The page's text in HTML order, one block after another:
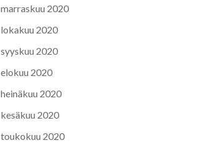
marraskuu 2020
lokakuu 2020
syyskuu 2020
elokuu 2020
heinäkuu 2020
kesäkuu 2020
toukokuu 2020